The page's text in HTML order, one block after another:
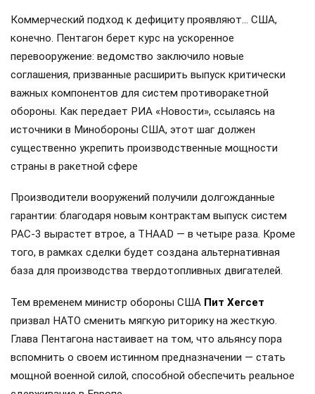
Коммерческий подход к дефициту проявляют… США,
конечно. Пентагон берет курс на ускоренное
перевооружение: ведомство заключило новые
соглашения, призванные расширить выпуск критически
важных компонентов для систем противоракетной
обороны. Как передает РИА «Новости», ссылаясь на
источники в Минобороны США, этот шаг должен
существенно укрепить производственные мощности
страны в ракетной сфере
Производители вооружений получили долгожданные
гарантии: благодаря новым контрактам выпуск систем
PAC-3 вырастет втрое, а THAAD — в четыре раза. Кроме
того, в рамках сделки будет создана альтернативная
база для производства твердотопливных двигателей.
Тем временем министр обороны США Пит Хегсет
призвал НАТО сменить мягкую риторику на жесткую.
Глава Пентагона настаивает на том, что альянсу пора
вспомнить о своем истинном предназначении — стать
мощной военной силой, способной обеспечить реальное